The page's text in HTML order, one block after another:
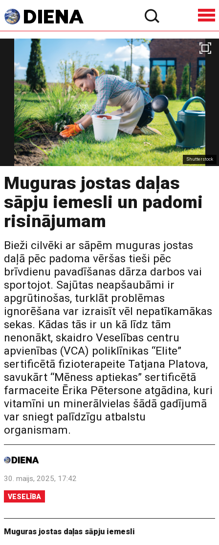
Shutterstock
Muguras jostas daļas
sāpju iemesli un padomi
risinājumam
Bieži cilvēki ar sāpēm muguras jostas
daļā pēc padoma vēršas tieši pēc
brīvdienu pavadīšanas dārza darbos vai
sportojot. Sajūtas neapšaubāmi ir
apgrūtinošas, turklāt problēmas
ignorēšana var izraisīt vēl nepatīkamākas
sekas. Kādas tās ir un kā līdz tām
nenonākt, skaidro Veselības centru
apvienības (VCA) poliklīnikas “Elite”
sertificētā fizioterapeite Tatjana Platova,
savukārt “Mēness aptiekas” sertificētā
farmaceite Ērika Pētersone atgādina, kuri
vitamīni un minerālvielas šādā gadījumā
var sniegt palīdzīgu atbalstu
organismam.
30. maijs, 2025, 17:42
VESELĪBA
Muguras jostas daļas sāpju iemesli